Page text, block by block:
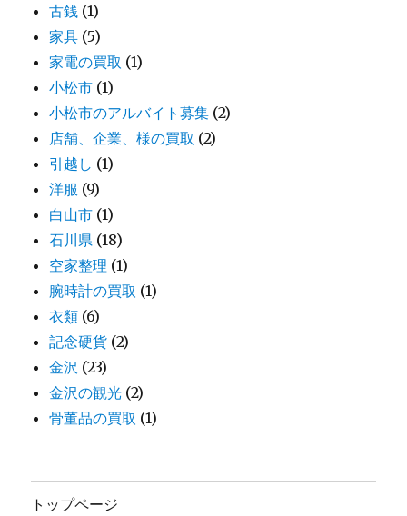
古銭 (1)
家具 (5)
家電の買取 (1)
小松市 (1)
小松市のアルバイト募集 (2)
店舗、企業、様の買取 (2)
引越し (1)
洋服 (9)
白山市 (1)
石川県 (18)
空家整理 (1)
腕時計の買取 (1)
衣類 (6)
記念硬貨 (2)
金沢 (23)
金沢の観光 (2)
骨董品の買取 (1)
トップページ